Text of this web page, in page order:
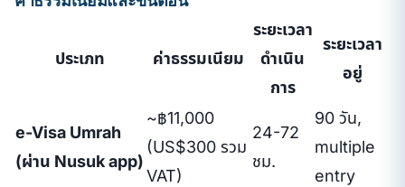
ประเภท ค่าธรรมเนียม
ระยะเวลา
ดำเนิน
การ
ระยะเวลา
อยู่
e-Visa Umrah
(ผ่าน Nusuk app)
~฿11,000
(US$300 รวม
VAT)
24-72
ชม.
90 วัน,
multiple
entry